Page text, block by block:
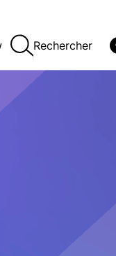
Rechercher